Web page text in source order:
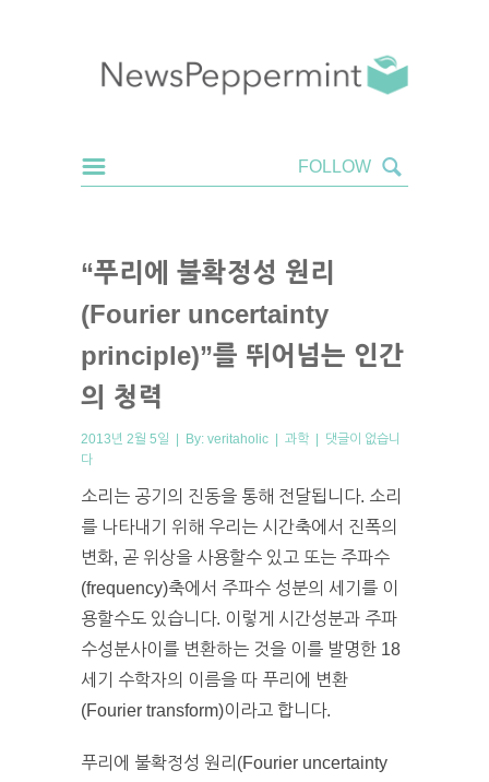
“푸리에 불확정성 원리
(Fourier uncertainty
principle)”를 뛰어넘는 인간
의 청력
2013년 2월 5일 | By: veritaholic | 과학 | 댓글이 없습니
다
소리는 공기의 진동을 통해 전달됩니다. 소리
를 나타내기 위해 우리는 시간축에서 진폭의
변화, 곧 위상을 사용할수 있고 또는 주파수
(frequency)축에서 주파수 성분의 세기를 이
용할수도 있습니다. 이렇게 시간성분과 주파
수성분사이를 변환하는 것을 이를 발명한 18
세기 수학자의 이름을 따 푸리에 변환
(Fourier transform)이라고 합니다.
푸리에 불확정성 원리(Fourier uncertainty